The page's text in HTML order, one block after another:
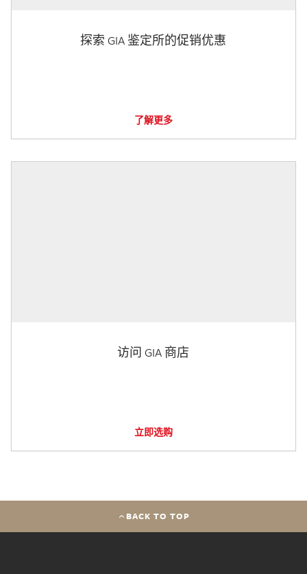
探索 GIA 鉴定所的促销优惠
了解更多
访问 GIA 商店
立即选购
BACK TO TOP